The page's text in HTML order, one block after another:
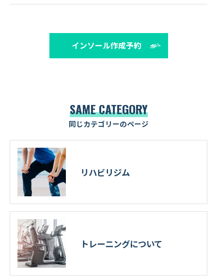
インソール作成予約
同じカテゴリーのページ
SAME CATEGORY
リハビリジム
トレーニングについて